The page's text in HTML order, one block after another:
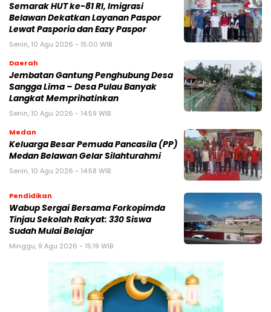
Semarak HUT ke-81 RI, Imigrasi
Belawan Dekatkan Layanan Paspor
Lewat Pasporia dan Eazy Paspor
Senin, 10 Agu 2026 - 15:00 WIB
Daerah
Jembatan Gantung Penghubung Desa
Sangga Lima – Desa Pulau Banyak
Langkat Memprihatinkan
Senin, 10 Agu 2026 - 14:59 WIB
Medan
Keluarga Besar Pemuda Pancasila (PP)
Medan Belawan Gelar Silahturahmi
Senin, 10 Agu 2026 - 14:58 WIB
Pendidikan
Wabup Sergai Bersama Forkopimda
Tinjau Sekolah Rakyat: 330 Siswa
Sudah Mulai Belajar
Minggu, 9 Agu 2026 - 15:19 WIB